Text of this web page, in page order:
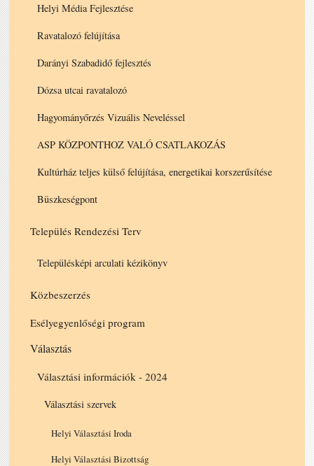
Helyi Média Fejlesztése
Ravatalozó felújítása
Darányi Szabadidő fejlesztés
Dózsa utcai ravatalozó
Hagyományőrzés Vizuális Neveléssel
ASP KÖZPONTHOZ VALÓ CSATLAKOZÁS
Kultúrház teljes külső felújítása, energetikai korszerűsítése
Büszkeségpont
Település Rendezési Terv
Településképi arculati kézikönyv
Közbeszerzés
Esélyegyenlőségi program
Választás
Választási információk - 2024
Választási szervek
Helyi Választási Iroda
Helyi Választási Bizottság